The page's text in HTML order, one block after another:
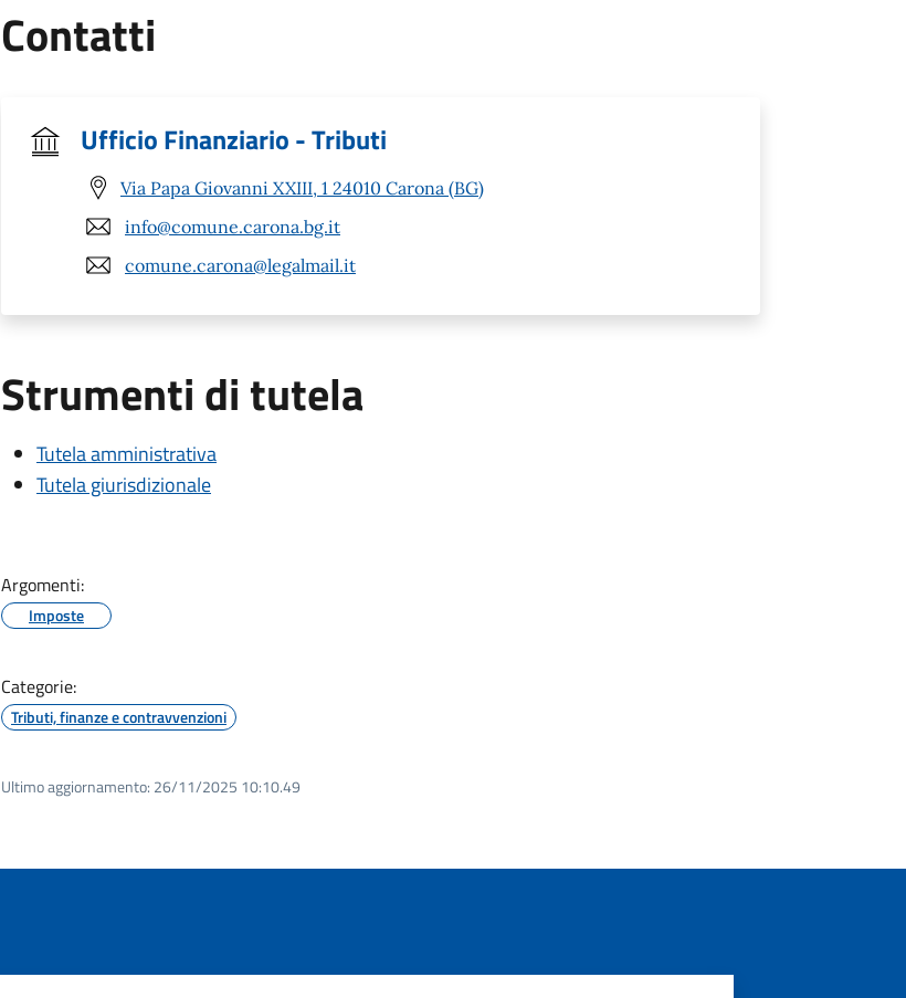
Contatti
Ufficio Finanziario - Tributi
Via Papa Giovanni XXIII, 1 24010 Carona (BG)
info@comune.carona.bg.it
comune.carona@legalmail.it
Strumenti di tutela
Tutela amministrativa
Tutela giurisdizionale
Argomenti:
Imposte
Categorie:
Tributi, finanze e contravvenzioni
Ultimo aggiornamento: 26/11/2025 10:10.49